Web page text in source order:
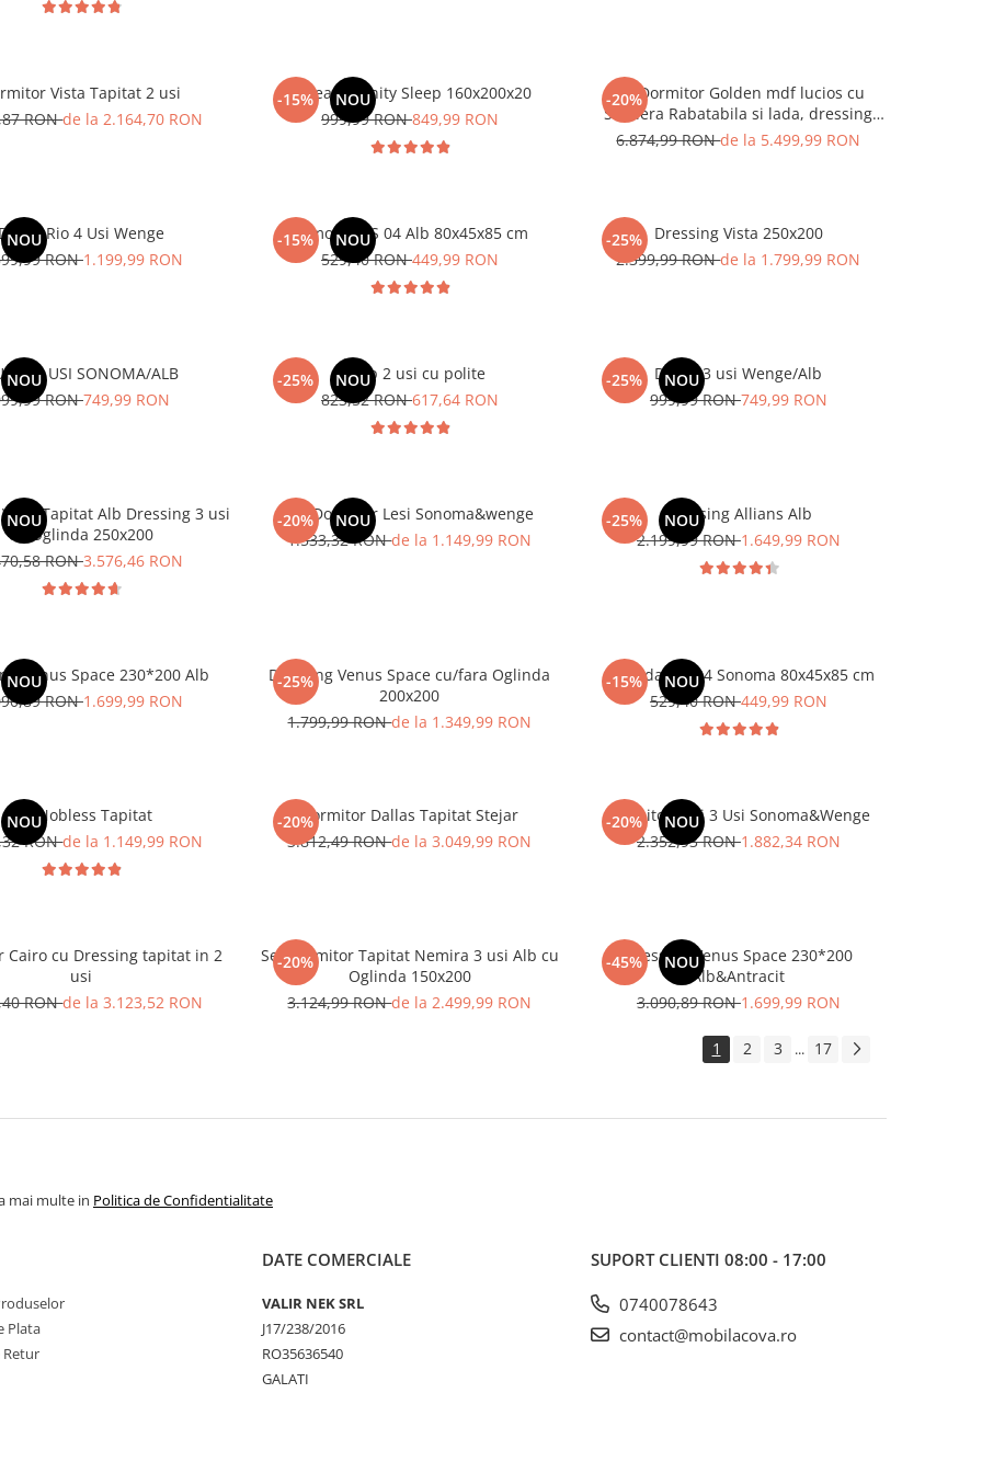
Vista Tapitat 2 usi
RONde la 2.164,70 RON
-15% NOU
Saltea Serenity Sleep 160x200x20
999,99 RON849,99 RON
-20%
Set Dormitor Golden mdf lucios cu
Somiera Rabatabila si lada, dressing
250x200
6.874,99 RONde la 5.499,99 RON
NOU
Dulap Rio 4 Usi Wenge
RON1.199,99 RON
-15% NOU
Comoda MS 04 Alb 80x45x85 cm
529,40 RON449,99 RON
-25%
Dressing Vista 250x200
2.399,99 RONde la 1.799,99 RON
NOU3 USI SONOMA/ALB
RON749,99 RON
-25% NOU
Dulap 2 usi cu polite
823,52 RON617,64 RON
-25% NOU
Dulap 3 usi Wenge/Alb
999,99 RON749,99 RON
NOUTapitat Alb Dressing 3 usi
cu Oglinda 250x200
RON3.576,46 RON
-20% NOU
Set Dormitor Lesi Sonoma&wenge
1.533,32 RONde la 1.149,99 RON
-25% NOU
Dressing Allians Alb
2.199,99 RON1.649,99 RON
NOUVenus Space 230*200 Alb
RON1.699,99 RON
-25%
Dressing Venus Space cu/fara Oglinda
200x200
1.799,99 RONde la 1.349,99 RON
-15% NOU
Comoda MS 04 Sonoma 80x45x85 cm
529,40 RON449,99 RON
NOU
Pat Nobless Tapitat
RONde la 1.149,99 RON
-20%Dormitor Dallas Tapitat Stejar
3.812,49 RONde la 3.049,99 RON
-20% NOU
Dormitor Lesi 3 Usi Sonoma&Wenge
2.352,93 RON1.882,34 RON
Cairo cu Dressing tapitat in 2
usi
RONde la 3.123,52 RON
-20%
Set Dormitor Tapitat Nemira 3 usi Alb cu
Oglinda 150x200
3.124,99 RONde la 2.499,99 RON
-45% NOU
Dressing Venus Space 230*200
Alb&Antracit
3.090,89 RON1.699,99 RON
1 2 3 ... 17
mai multe in Politica de Confidentialitate
Plata
Retur
DATE COMERCIALE
VALIR NEK SRL
J17/238/2016
RO35636540
GALATI
SUPORT CLIENTI 08:00 - 17:00
0740078643
contact@mobilacova.ro